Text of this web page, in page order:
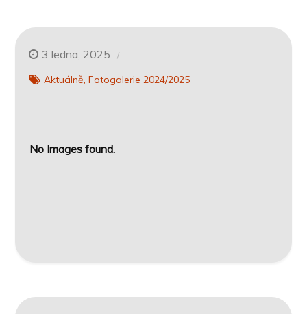
3 ledna, 2025
Aktuálně Fotogalerie 2024/2025
No Images found.